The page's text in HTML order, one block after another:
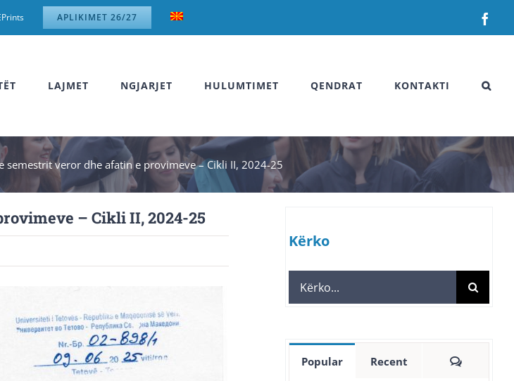
APLIKIMET 26/27
LAJMET NGJARJET HULUMTIMET QENDRAT KONTAKTI
veror dhe afatin e provimeve – Cikli II, 2024-25
– Cikli II, 2024-25
Kërko
Search
for:
Popular Recent